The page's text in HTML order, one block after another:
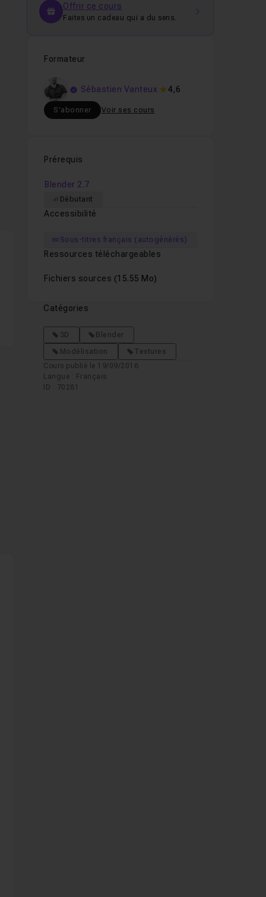
Offrir ce cours
Faites un cadeau qui a du sens.
Formateur
Sébastien Vanteux 4,6
S'abonner Voir ses cours
Prérequis
Blender 2.7
Débutant
Accessibilité
Sous-titres français (autogénérés)
Ressources téléchargeables
Fichiers sources (15.55 Mo)
Catégories
3D
Blender
Modélisation
Textures
Cours publié le 19/09/2016
Langue : Français
ID : 70281